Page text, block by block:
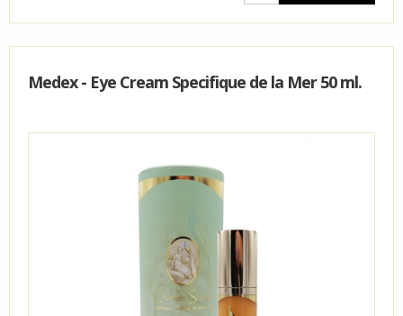
Medex - Eye Cream Specifique de la Mer 50 ml.